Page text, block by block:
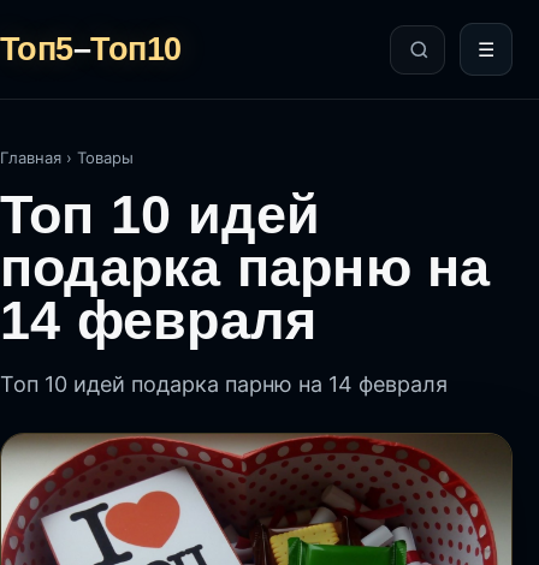
Топ5–Топ10 ☰
Главная › Товары
Топ 10 идей
подарка парню на
14 февраля
Топ 10 идей подарка парню на 14 февраля